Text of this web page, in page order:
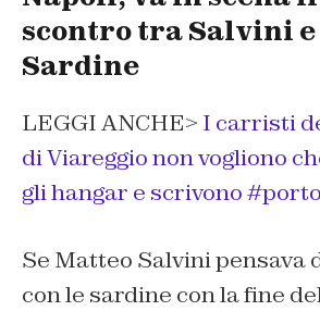
scontro tra Salvini e
Sardine
LEGGI ANCHE> I carristi
di Viareggio non vogliono
gli hangar e scrivono
Se Matteo Salvini pensava
con le sardine con la fine